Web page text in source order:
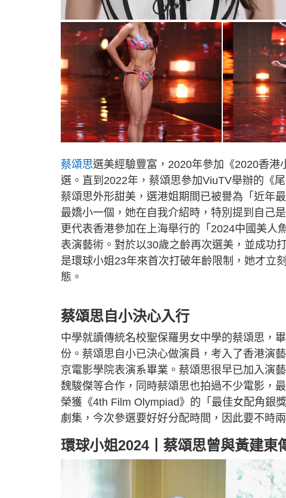
蔡頌思選美經驗豐富，2020年參加《2020香
選。直到2022年，蔡頌思參加ViuTV舉辦的《
蔡頌思外形甜美，選港姐期間已被譽為「近年
最嬌小一個，她在自我介紹時，特別提到自己
更代表香港參加在上海舉行的「2024中國美人
表演藝術。對於以30歲之齡再次選美，並成功
是環球小姐23年來首次打破年齡限制，她才立
態。
蔡頌思自小決心入行
中學就讀傳統名校聖保羅男女中學的蔡頌思，
份。蔡頌思自小已決心做演員，考入了香港演
京電影學院表演系畢業。蔡頌思很早已加入演
魏駿傑等合作，同時蔡頌思也拍過不少電影，
榮獲《4th Film Olympiad》的「最佳女配角銀
劇集，今次參選要好好分配時間，因此要不時兩
環球小姐2024丨蔡頌思曾與黃建東